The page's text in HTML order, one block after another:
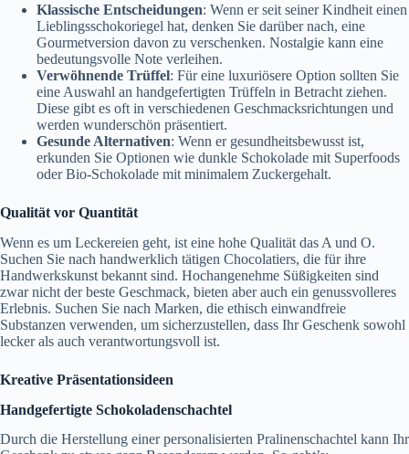
Klassische Entscheidungen: Wenn er seit seiner Kindheit einen
Lieblingsschokoriegel hat, denken Sie darüber nach, eine
Gourmetversion davon zu verschenken. Nostalgie kann eine
bedeutungsvolle Note verleihen.
Verwöhnende Trüffel: Für eine luxuriösere Option sollten Sie
eine Auswahl an handgefertigten Trüffeln in Betracht ziehen.
Diese gibt es oft in verschiedenen Geschmacksrichtungen und
werden wunderschön präsentiert.
Gesunde Alternativen: Wenn er gesundheitsbewusst ist,
erkunden Sie Optionen wie dunkle Schokolade mit Superfoods
oder Bio-Schokolade mit minimalem Zuckergehalt.
Qualität vor Quantität
Wenn es um Leckereien geht, ist eine hohe Qualität das A und O.
Suchen Sie nach handwerklich tätigen Chocolatiers, die für ihre
Handwerkskunst bekannt sind. Hochangenehme Süßigkeiten sind
zwar nicht der beste Geschmack, bieten aber auch ein genussvolleres
Erlebnis. Suchen Sie nach Marken, die ethisch einwandfreie
Substanzen verwenden, um sicherzustellen, dass Ihr Geschenk sowohl
lecker als auch verantwortungsvoll ist.
Kreative Präsentationsideen
Handgefertigte Schokoladenschachtel
Durch die Herstellung einer personalisierten Pralinenschachtel kann Ihr